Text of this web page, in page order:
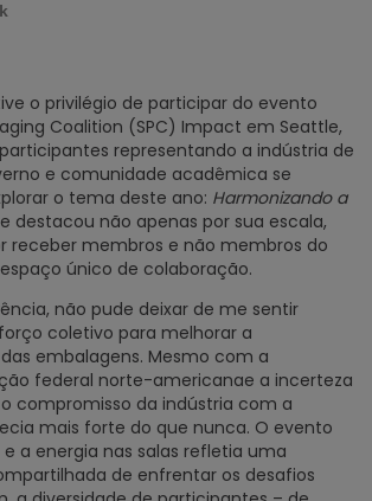
o privilégio de participar do evento
Coalition (SPC) Impact em Seattle,
representando a indústria de
e comunidade acadêmica se
o tema deste ano: Harmonizando a
destacou não apenas por sua escala,
receber membros e não membros do
único de colaboração.
não pude deixar de me sentir
coletivo para melhorar a
embalagens. Mesmo com a
federal norte-americanae a incerteza
compromisso da indústria com a
mais forte do que nunca. O evento
a energia nas salas refletia uma
de enfrentar os desafios